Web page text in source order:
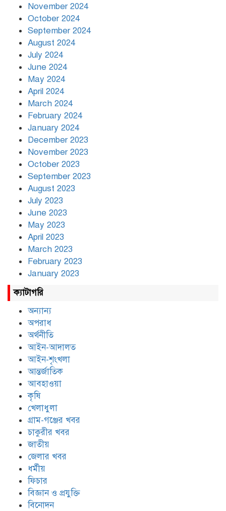
November 2024
October 2024
September 2024
August 2024
July 2024
June 2024
May 2024
April 2024
March 2024
February 2024
January 2024
December 2023
November 2023
October 2023
September 2023
August 2023
July 2023
June 2023
May 2023
April 2023
March 2023
February 2023
January 2023
ক্যাটাগরি
অন্যান্য
অপরাধ
অর্থনীতি
আইন-আদালত
আইন-শৃংখলা
আন্তর্জাতিক
আবহাওয়া
কৃষি
খেলাধুলা
গ্রাম-গঞ্জের খবর
চাকুরীর খবর
জাতীয়
জেলার খবর
ধর্মীয়
ফিচার
বিজ্ঞান ও প্রযুক্তি
বিনোদন